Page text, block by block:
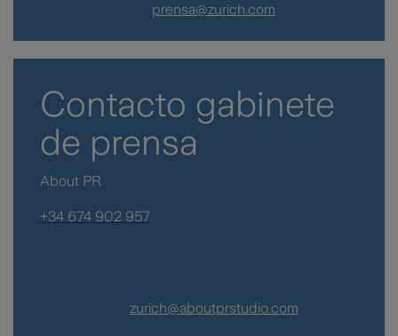
prensa@zurich.com
Contacto gabinete
de prensa
About PR
+34 674 902 957
zurich@aboutprstudio.com